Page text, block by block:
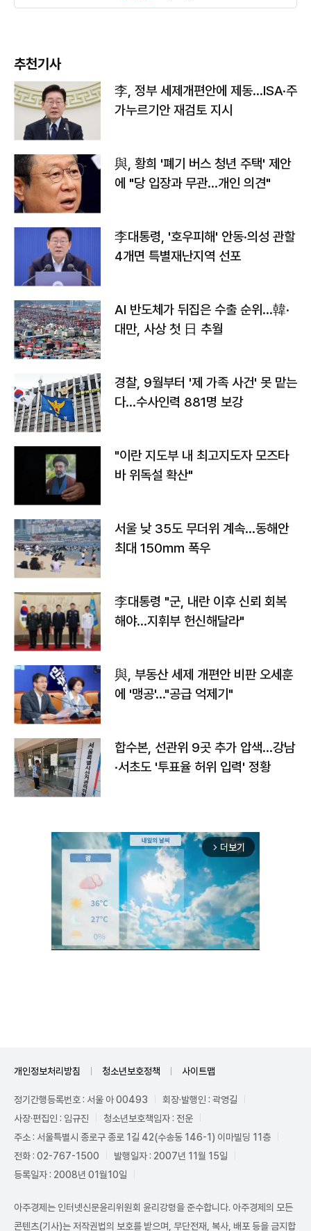
추천기사
李, 정부 세제개편안에 제동…ISA·주
가누르기안 재검토 지시
與, 황희 '폐기 버스 청년 주택' 제안
에 "당 입장과 무관…개인 의견"
李대통령, '호우피해' 안동·의성 관할
4개면 특별재난지역 선포
AI 반도체가 뒤집은 수출 순위…韓·
대만, 사상 첫 日 추월
경찰, 9월부터 '제 가족 사건' 못 맡는
다…수사인력 881명 보강
"이란 지도부 내 최고지도자 모즈타
바 위독설 확산"
서울 낮 35도 무더위 계속…동해안
최대 150㎜ 폭우
李대통령 "군, 내란 이후 신뢰 회복
해야…지휘부 헌신해달라"
與, 부동산 세제 개편안 비판 오세훈
에 '맹공'…"공급 억제기"
합수본, 선관위 9곳 추가 압색…강남
·서초도 '투표율 허위 입력' 정황
arrow_forward_ios 더보기
개인정보처리방침 청소년보호정책 사이트맵
정기간행등록번호 : 서울 아 00493
회장·발행인 : 곽영길
사장·편집인 : 임규진
청소년보호책임자 : 전운
주소 : 서울특별시 종로구 종로 1길 42(수송동 146-1) 이마빌딩 11층
전화 : 02-767-1500
발행일자 : 2007년 11월 15일
등록일자 : 2008년 01월10일
아주경제는 인터넷신문윤리위원회 윤리강령을 준수합니다. 아주경제의 모든
콘텐츠(기사)는 저작권법의 보호를 받으며, 무단전재, 복사, 배포 등을 금지합